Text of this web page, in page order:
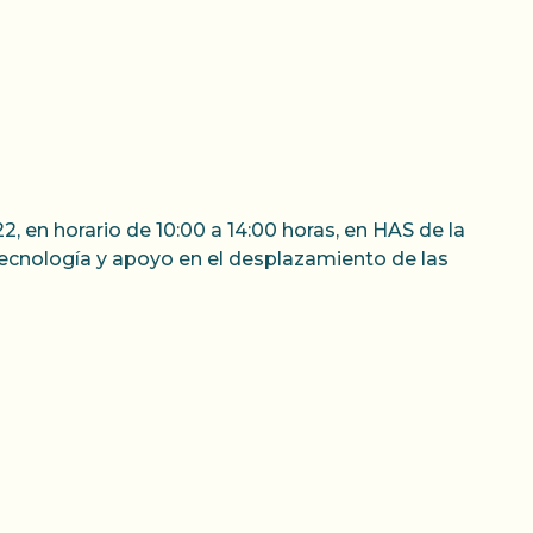
horario de 10:00 a 14:00 horas, en HAS de la
y apoyo en el desplazamiento de las